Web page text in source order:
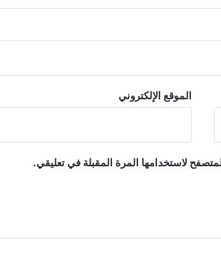
الموقع الإلكتروني
لاستخدامها المرة المقبلة في تعليقي.